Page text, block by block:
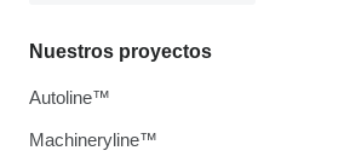
Nuestros proyectos
Autoline™
Machineryline™